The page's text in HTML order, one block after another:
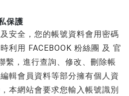
保護
安全，您的帳號資料會用密碼
利用 FACEBOOK 粉絲團 及 官
繫，進行查詢、修改、刪除帳
輯會員資料等部分擁有個人資
本網站會要求您輸入帳號識別